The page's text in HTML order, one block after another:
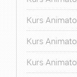
Kurs
Kurs
Kurs